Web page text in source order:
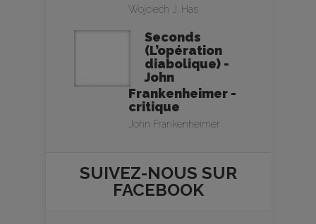
Wojciech J. Has
Seconds
(L’opération
diabolique) -
John
Frankenheimer -
critique
John Frankenheimer
SUIVEZ-NOUS SUR
FACEBOOK